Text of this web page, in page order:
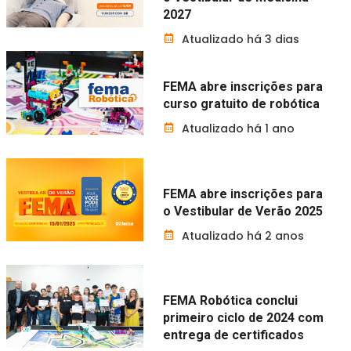
2027
Atualizado há 3 dias
FEMA abre inscrições para
curso gratuito de robótica
Atualizado há 1 ano
FEMA abre inscrições para
o Vestibular de Verão 2025
Atualizado há 2 anos
FEMA Robótica conclui
primeiro ciclo de 2024 com
entrega de certificados